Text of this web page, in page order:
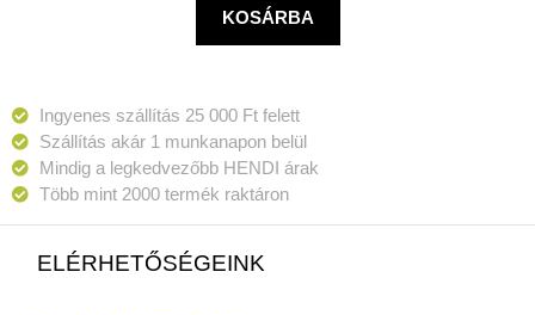
KOSÁRBA
Ingyenes szállítás 25 000 Ft felett
Szállítás akár 1 munkanapon belül
Mindig a legkedvezőbb HENDI árak
Több mint 2000 termék raktáron
ELÉRHETŐSÉGEINK